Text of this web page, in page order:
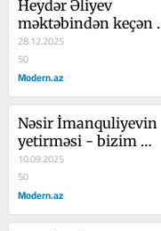
Heydər Əliyev
məktəbindən keçən
JURNALİST
28.12.2025
50
Modern.az
Nəsir İmanquliyevin
yetirməsi - bizim
Mülatif müəllim
10.09.2025
50
Modern.az